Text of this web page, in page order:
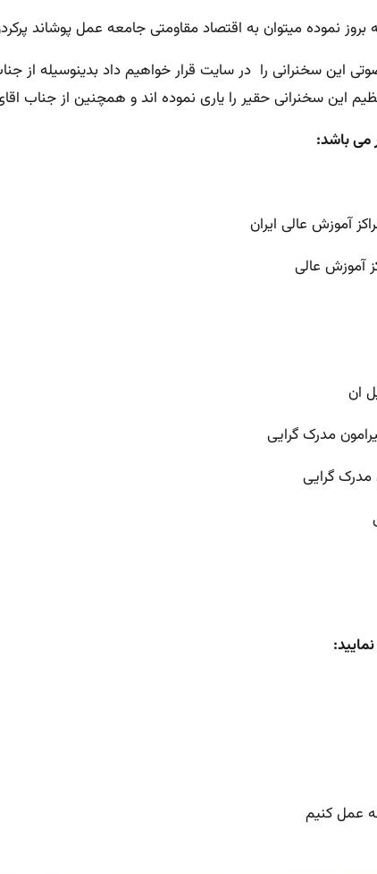
بروز نموده میتوان به اقتصاد مقاومتی جامعه عمل پوشاند
این سخنرانی را در سایت قرار خواهیم داد بدینوسیله
این سخنرانی حقیر را یاری نموده اند و همچنین از جناب
می باشد:
عمل کنیم